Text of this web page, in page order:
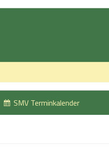
SMV Terminkalender